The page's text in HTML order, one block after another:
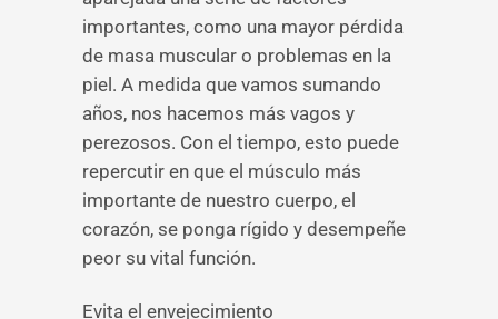
importantes, como una mayor pérdida
de masa muscular o problemas en la
piel. A medida que vamos sumando
años, nos hacemos más vagos y
perezosos. Con el tiempo, esto puede
repercutir en que el músculo más
importante de nuestro cuerpo, el
corazón, se ponga rígido y desempeñe
peor su vital función.
Evita el envejecimiento